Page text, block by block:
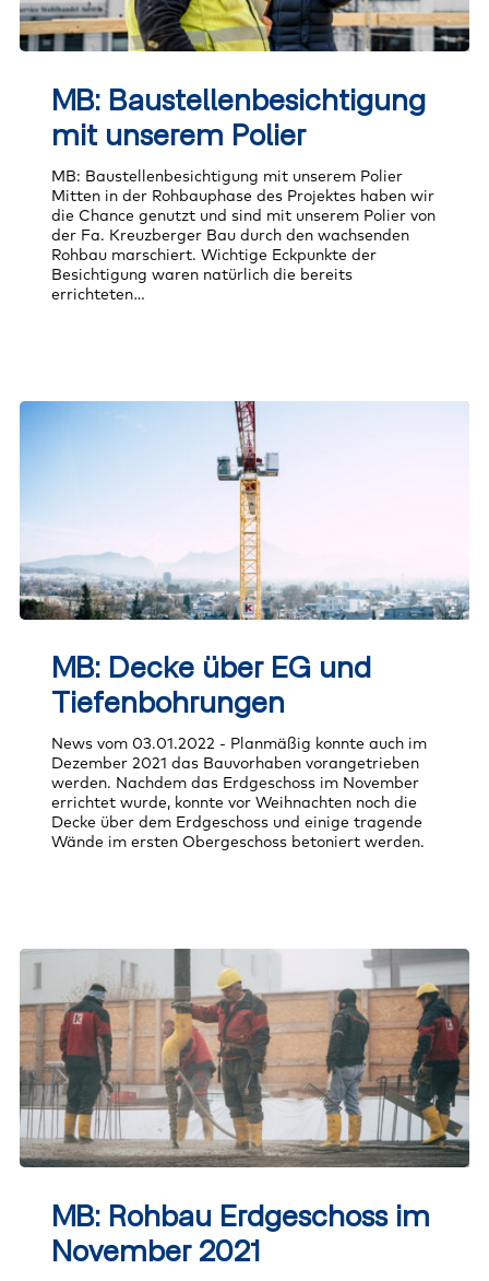
Polier
MB: Baustellenbesichtigung
mit unserem Polier
MB: Baustellenbesichtigung mit unserem Polier
Mitten in der Rohbauphase des Projektes haben wir
die Chance genutzt und sind mit unserem Polier von
der Fa. Kreuzberger Bau durch den wachsenden
Rohbau marschiert. Wichtige Eckpunkte der
Besichtigung waren natürlich die bereits
errichteten…
MB: Decke über EG und
Tiefenbohrungen
News vom 03.01.2022 - Planmäßig konnte auch im
Dezember 2021 das Bauvorhaben vorangetrieben
werden. Nachdem das Erdgeschoss im November
errichtet wurde, konnte vor Weihnachten noch die
Decke über dem Erdgeschoss und einige tragende
Wände im ersten Obergeschoss betoniert werden.
Erdgeschoss
November
MB: Rohbau Erdgeschoss im
November 2021